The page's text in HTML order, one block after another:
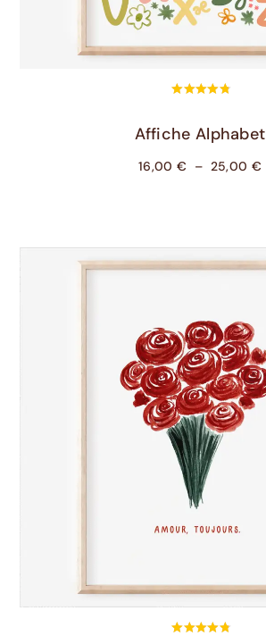
Choix Des Options
Affiche Alphabet
16,00 € – 25,00 €